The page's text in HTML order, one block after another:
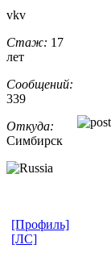
vkv
Стаж: 17
лет
Сообщений:
339
Откуда:
Симбирск
[Профиль]
[ЛС]